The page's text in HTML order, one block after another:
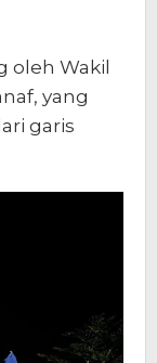
oleh Wakil
yang
garis